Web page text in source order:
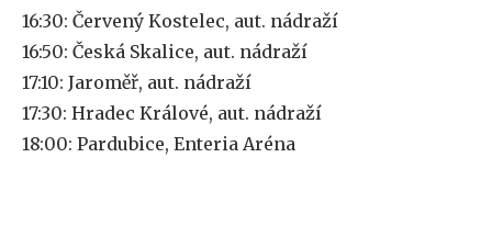
16:30: Červený Kostelec, aut. nádraží
16:50: Česká Skalice, aut. nádraží
17:10: Jaroměř, aut. nádraží
17:30: Hradec Králové, aut. nádraží
18:00: Pardubice, Enteria Aréna